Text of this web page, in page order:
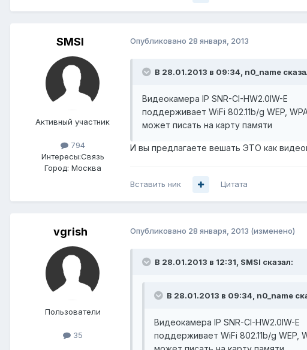
SMSI
Активный участник
794
Интересы:Связь
Город: Москва
Опубликовано 28 января, 2013
В 28.01.2013 в 09:34, n0_name
Видеокамера IP SNR-CI-HW2.0IW-E
поддерживает WiFi 802.11b/g WEP,
может писать на карту памяти
И вы предлагаете вешать ЭТО как
Вставить ник Цитата
vgrish
Пользователи
35
Опубликовано 28 января, 2013 (изменено)
В 28.01.2013 в 12:31, SMSI сказал:
В 28.01.2013 в 09:34, n0_name
Видеокамера IP SNR-CI-HW2.0IW-E
поддерживает WiFi 802.11b/g WEP,